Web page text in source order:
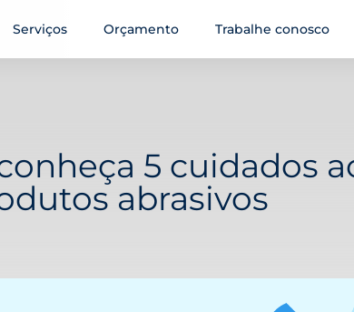
Serviços Orçamento Trabalhe conosco
5 cuidados
abrasivos